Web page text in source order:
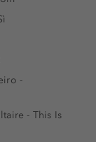
-
- This Is